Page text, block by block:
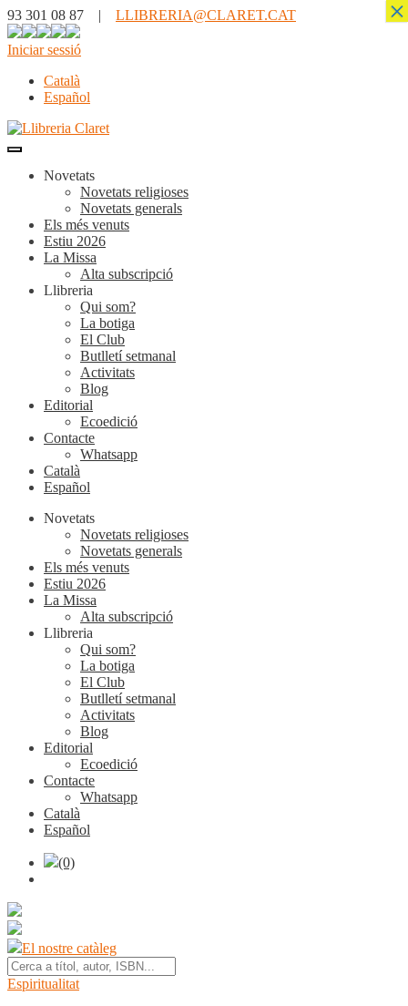
93 301 08 87 | LLIBRERIA@CLARET.CAT
Iniciar sessió
Català
Español
Novetats
Novetats religioses
Novetats generals
Els més venuts
Estiu 2026
La Missa
Alta subscripció
Llibreria
Qui som?
La botiga
El Club
Butlletí setmanal
Activitats
Blog
Editorial
Ecoedició
Contacte
Whatsapp
Català
Español
Novetats
Novetats religioses
Novetats generals
Els més venuts
Estiu 2026
La Missa
Alta subscripció
Llibreria
Qui som?
La botiga
El Club
Butlletí setmanal
Activitats
Blog
Editorial
Ecoedició
Contacte
Whatsapp
Català
Español
(0)
El nostre catàleg
Espiritualitat
×